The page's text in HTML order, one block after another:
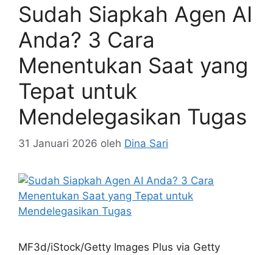
Sudah Siapkah Agen AI
Anda? 3 Cara
Menentukan Saat yang
Tepat untuk
Mendelegasikan Tugas
31 Januari 2026 oleh Dina Sari
MF3d/iStock/Getty Images Plus via Getty